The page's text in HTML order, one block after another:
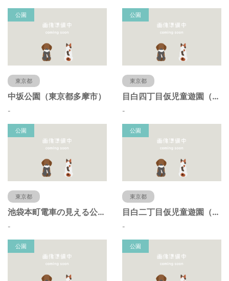
公園
東京都
中坂公園（東京都多摩市）
-
公園
東京都
目白四丁目仮児童遊園（東京都豊島区）
-
公園
東京都
池袋本町電車の見える公園（東京都豊島区）
-
公園
東京都
目白二丁目仮児童遊園（東京都豊島区）
-
公園 公園